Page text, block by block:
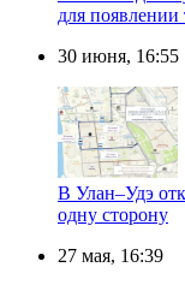
для появлении
30 июня, 16:55
В Улан–Удэ
одну сторону
27 мая, 16:39